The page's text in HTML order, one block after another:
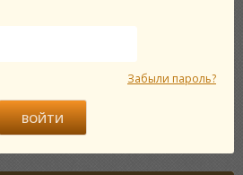
Забыли пароль?